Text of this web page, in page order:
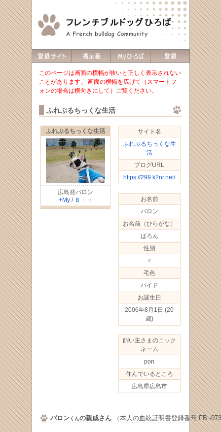
このページは画面の横幅が狭いと正しく表示されない
ことがあります。 画面の横幅を広げて（スマートフ
ォンの場合は横向きにして）ご覧ください。
ふれぶるちっくな生活
ふれぶるちっくな生活
広島発バロン
+My/ Ｂ ＩＨ
サイト名
ふれぶるちっくな生
活
ブログURL
https://299.k2nr.net/
お名前
バロン
お名前（ひらがな）
ばろん
性別
♂
毛色
パイド
お誕生日
2006年8月1日 (20
歳)
飼い主さまのニック
ネーム
pon
住んでいるところ
広島県広島市
バロンくんの親戚さん（本人の血統証明書登録番号 FB -